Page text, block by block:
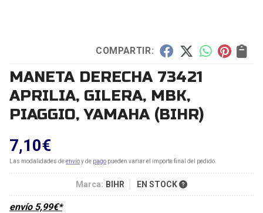
COMPARTIR:
MANETA DERECHA 73421
APRILIA, GILERA, MBK,
PIAGGIO, YAMAHA (BIHR)
7,10€
Las modalidades deenvíoy de pago pueden variar el importe final del pedido.
Marca: BIHR EN STOCK
envío 5,99€*